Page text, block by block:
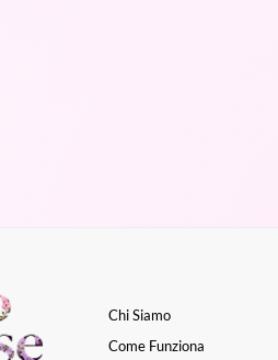
Chi Siamo
Come Funziona